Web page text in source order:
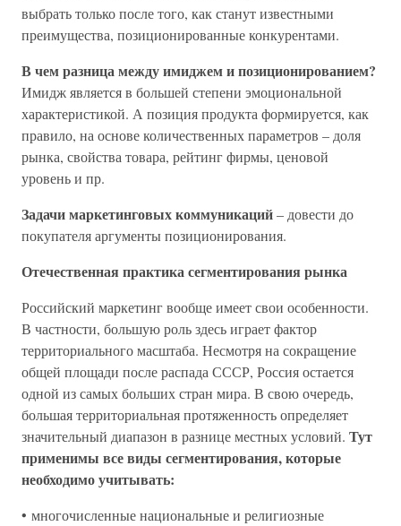
выбрать только после того, как станут известными
преимущества, позиционированные конкурентами.
В чем разница между имиджем и позиционированием?
Имидж является в большей степени эмоциональной
характеристикой. А позиция продукта формируется, как
правило, на основе количественных параметров – доля
рынка, свойства товара, рейтинг фирмы, ценовой
уровень и пр.
Задачи маркетинговых коммуникаций– довести до
покупателя аргументы позиционирования.
Отечественная практика сегментирования рынка
Российский маркетинг вообще имеет свои особенности.
В частности, большую роль здесь играет фактор
территориального масштаба. Несмотря на сокращение
общей площади после распада СССР, Россия остается
одной из самых больших стран мира. В свою очередь,
большая территориальная протяженность определяет
значительный диапазон в разнице местных условий. Тут
применимы все виды сегментирования, которые
необходимо учитывать:
• многочисленные национальные и религиозные